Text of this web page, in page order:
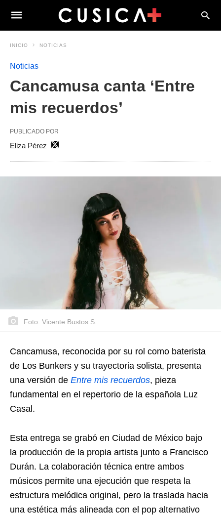
INICIO NOTICIAS
Noticias
Cancamusa canta ‘Entre
mis recuerdos’
PUBLICADO POR
Eliza Pérez
Foto: Vicente Bustos S.
Cancamusa, reconocida por su rol como baterista
de Los Bunkers y su trayectoria solista, presenta
una versión de Entre mis recuerdos, pieza
fundamental en el repertorio de la española Luz
Casal.
Esta entrega se grabó en Ciudad de México bajo
la producción de la propia artista junto a Francisco
Durán. La colaboración técnica entre ambos
músicos permite una ejecución que respeta la
estructura melódica original, pero la traslada hacia
una estética más alineada con el pop alternativo